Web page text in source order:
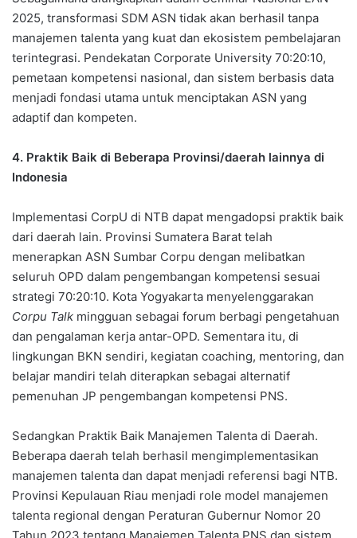
2025, transformasi SDM ASN tidak akan berhasil tanpa
manajemen talenta yang kuat dan ekosistem pembelajaran
terintegrasi. Pendekatan Corporate University 70:20:10,
pemetaan kompetensi nasional, dan sistem berbasis data
menjadi fondasi utama untuk menciptakan ASN yang
adaptif dan kompeten.
4. Praktik Baik di Beberapa Provinsi/daerah lainnya di
Indonesia
Implementasi CorpU di NTB dapat mengadopsi praktik baik
dari daerah lain. Provinsi Sumatera Barat telah
menerapkan ASN Sumbar Corpu dengan melibatkan
seluruh OPD dalam pengembangan kompetensi sesuai
strategi 70:20:10. Kota Yogyakarta menyelenggarakan
Corpu Talk mingguan sebagai forum berbagi pengetahuan
dan pengalaman kerja antar-OPD. Sementara itu, di
lingkungan BKN sendiri, kegiatan coaching, mentoring, dan
belajar mandiri telah diterapkan sebagai alternatif
pemenuhan JP pengembangan kompetensi PNS.
Sedangkan Praktik Baik Manajemen Talenta di Daerah.
Beberapa daerah telah berhasil mengimplementasikan
manajemen talenta dan dapat menjadi referensi bagi NTB.
Provinsi Kepulauan Riau menjadi role model manajemen
talenta regional dengan Peraturan Gubernur Nomor 20